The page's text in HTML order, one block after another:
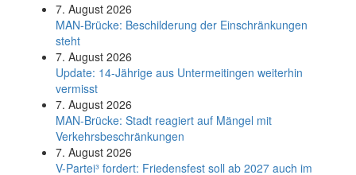
7. August 2026
MAN-Brücke: Beschilderung der Einschränkungen
steht
7. August 2026
Update: 14-Jährige aus Untermeitingen weiterhin
vermisst
7. August 2026
MAN-Brücke: Stadt reagiert auf Mängel mit
Verkehrsbeschränkungen
7. August 2026
V-Partei­³ fordert: Friedens­fest soll ab 2027 auch im